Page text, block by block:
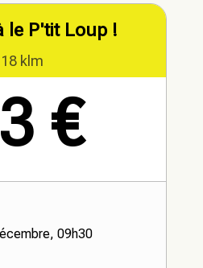
le P'tit Loup !
18 klm
€
09h30